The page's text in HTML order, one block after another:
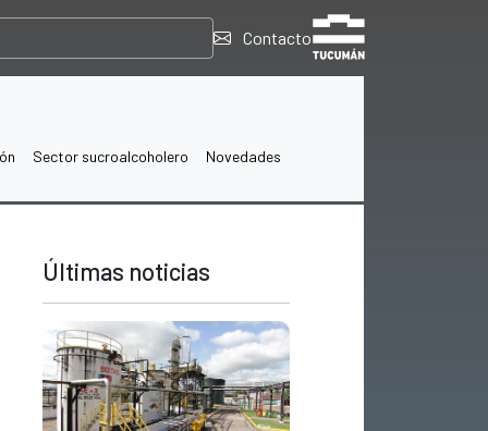
Contacto
Sector sucroalcoholero Novedades
Últimas noticias